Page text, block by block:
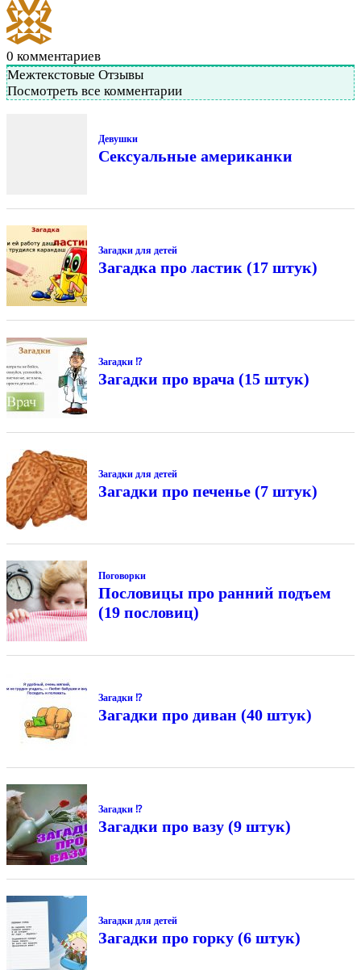
0 комментариев
Межтекстовые Отзывы
Посмотреть все комментарии
Девушки
Сексуальные американки
Загадки для детей
Загадка про ластик (17 штук)
Загадки ⁉
Загадки про врача (15 штук)
Загадки для детей
Загадки про печенье (7 штук)
Поговорки
Пословицы про ранний подъем
(19 пословиц)
Загадки ⁉
Загадки про диван (40 штук)
Загадки ⁉
Загадки про вазу (9 штук)
Загадки для детей
Загадки про горку (6 штук)